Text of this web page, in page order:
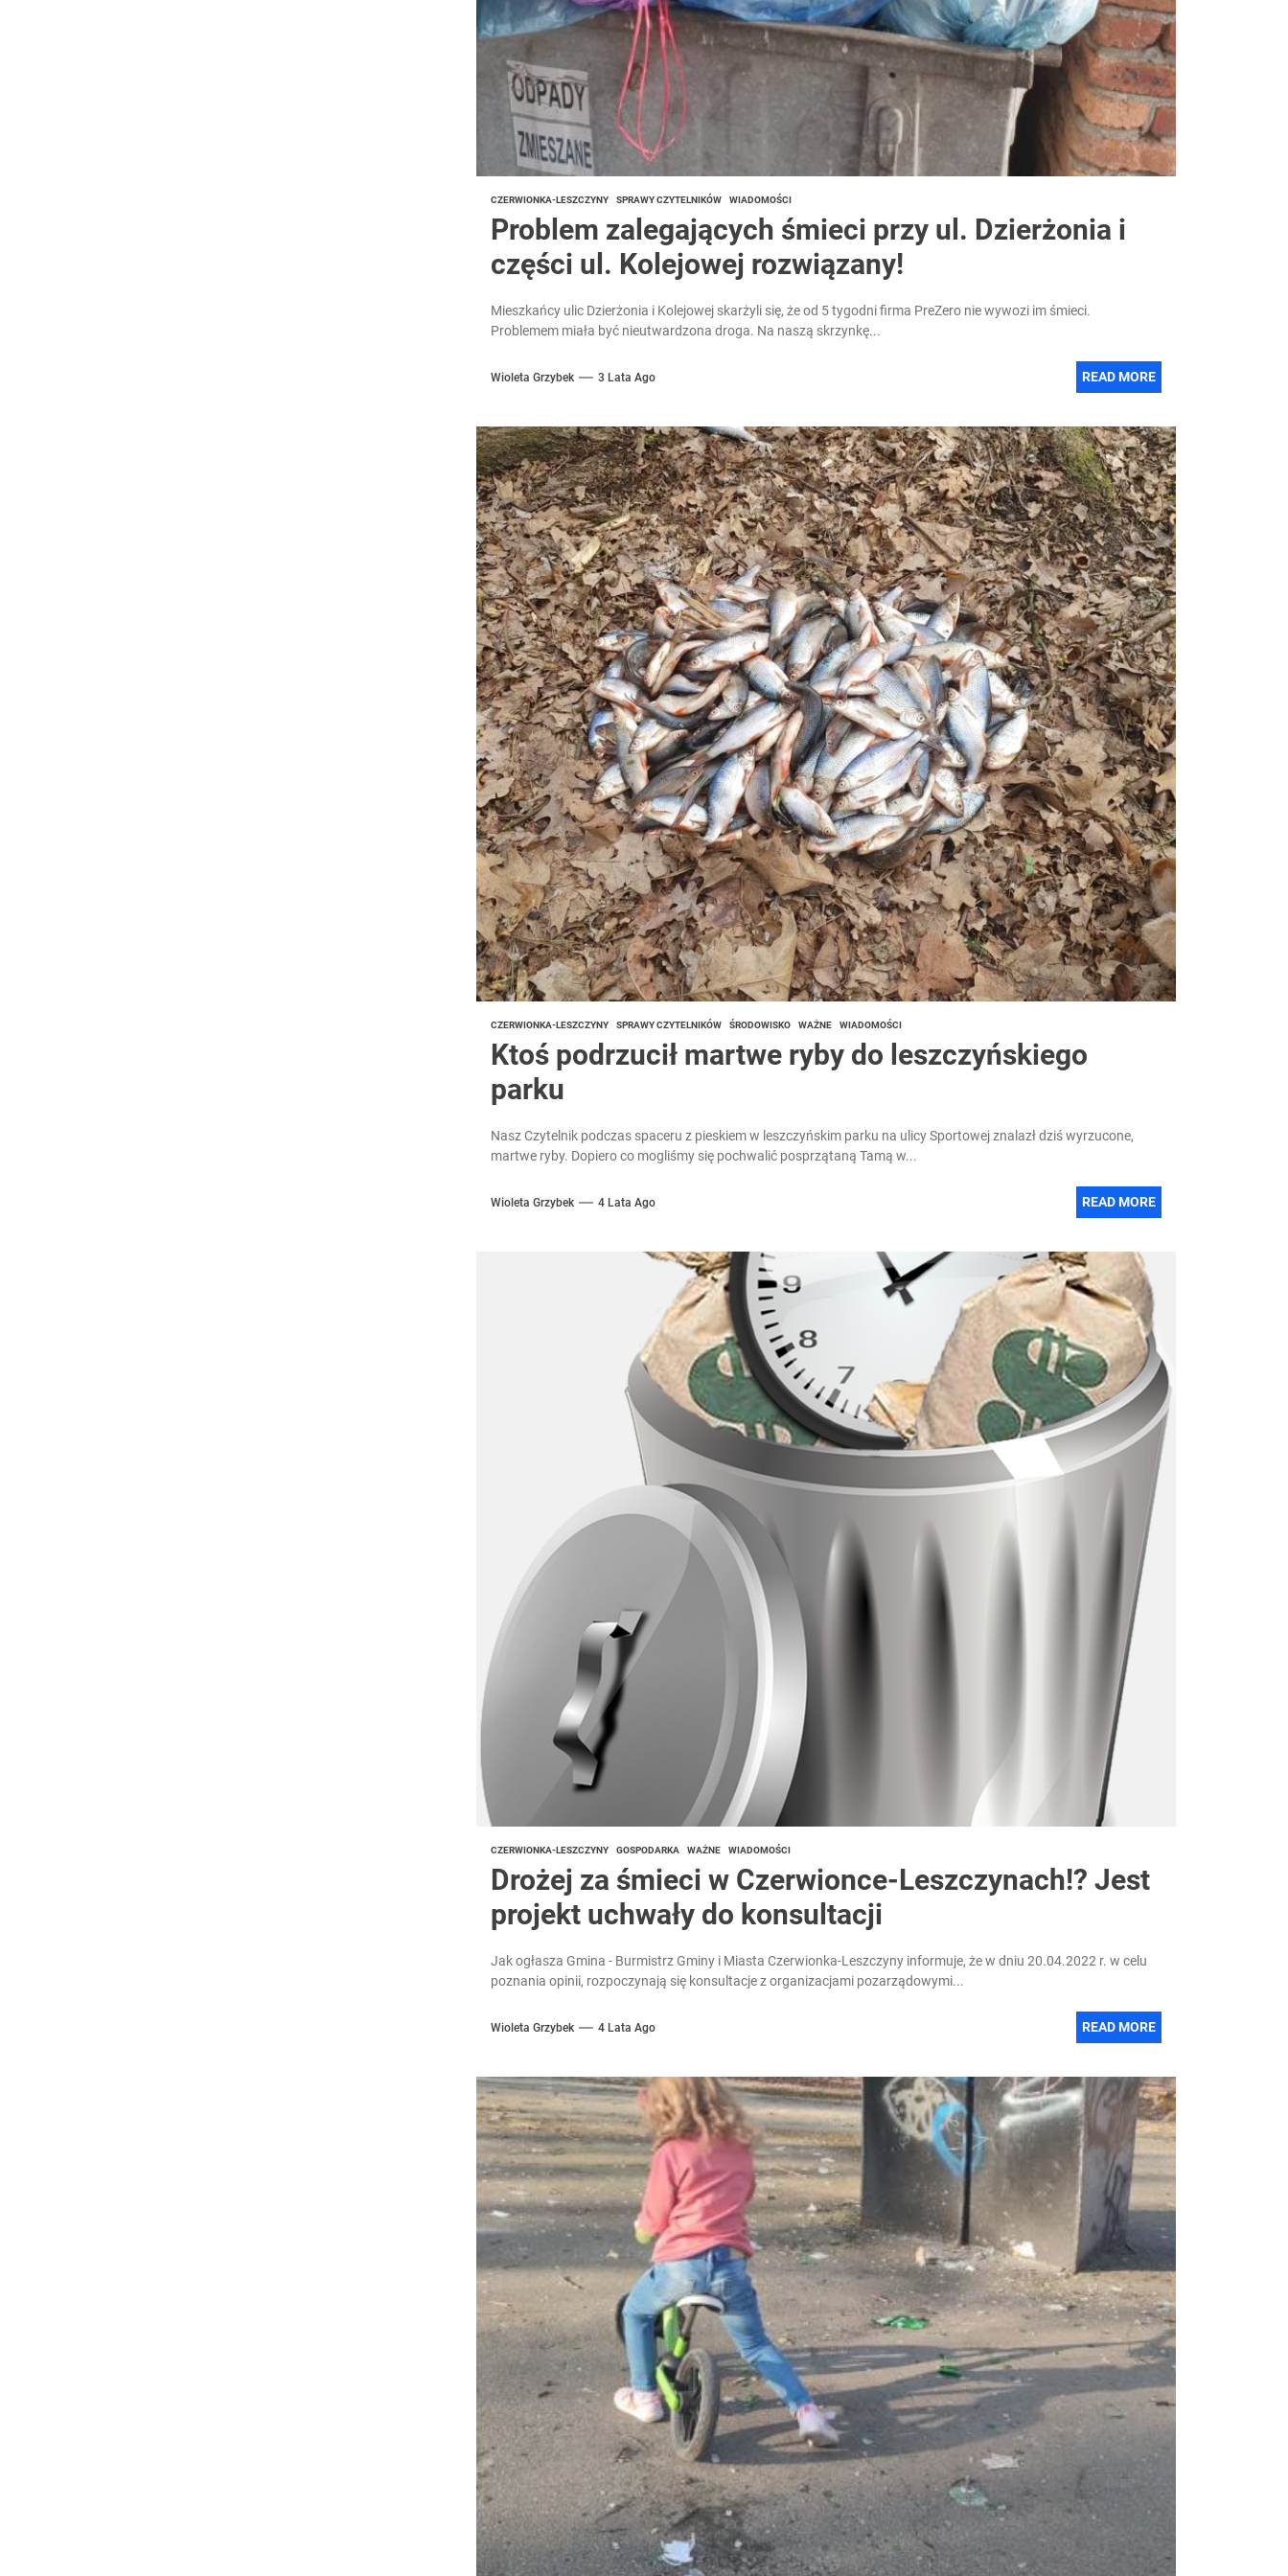
CZERWIONKA-LESZCZYNY SPRAWY CZYTELNIKÓW WIADOMOŚCI
Problem zalegających śmieci przy ul. Dzierżonia i
części ul. Kolejowej rozwiązany!
Mieszkańcy ulic Dzierżonia i Kolejowej skarżyli się, że od 5 tygodni firma PreZero nie wywozi im śmieci.
Problemem miała być nieutwardzona droga. Na naszą skrzynkę...
Wioleta Grzybek 3 Lata Ago READ MORE
CZERWIONKA-LESZCZYNY SPRAWY CZYTELNIKÓW ŚRODOWISKO WAŻNE WIADOMOŚCI
Ktoś podrzucił martwe ryby do leszczyńskiego
parku
Nasz Czytelnik podczas spaceru z pieskiem w leszczyńskim parku na ulicy Sportowej znalazł dziś wyrzucone,
martwe ryby. Dopiero co mogliśmy się pochwalić posprzątaną Tamą w...
Wioleta Grzybek 4 Lata Ago READ MORE
CZERWIONKA-LESZCZYNY GOSPODARKA WAŻNE WIADOMOŚCI
Drożej za śmieci w Czerwionce-Leszczynach!? Jest
projekt uchwały do konsultacji
Jak ogłasza Gmina - Burmistrz Gminy i Miasta Czerwionka-Leszczyny informuje, że w dniu 20.04.2022 r. w celu
poznania opinii, rozpoczynają się konsultacje z organizacjami pozarządowymi...
Wioleta Grzybek 4 Lata Ago READ MORE